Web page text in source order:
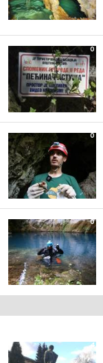
0
0
0
4